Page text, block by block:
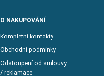
O NAKUPOVÁNÍ
Kompletní kontakty
Obchodní podmínky
Odstoupení od smlouvy
/ reklamace